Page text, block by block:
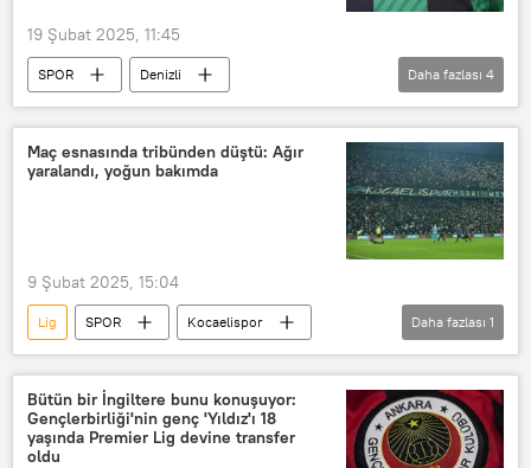
19 Şubat 2025, 11:45
SPOR
Denizli
Denizli Belediyesi
Denizli Valiliği
Denizlispor
Yukatel Denizlispor
Daha fazlası 4
Maç esnasında tribünden düştü: Ağır
yaralandı, yoğun bakımda
9 Şubat 2025, 15:04
Lig SPOR
Kocaelispor
Amed Sportif Faaliyetler
Daha fazlası 1
Bütün bir İngiltere bunu konuşuyor:
Gençlerbirliği'nin genç 'Yıldız'ı 18
yaşında Premier Lig devine transfer
oldu